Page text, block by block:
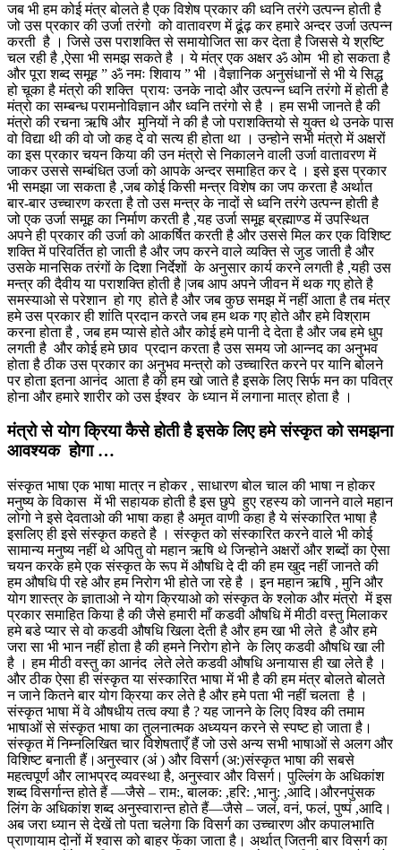
जब भी हम कोई मंत्र बोलते है एक विशेष प्रकार की ध्वनि तरंगे उत्पन्न होती है
जो उस प्रकार की उर्जा तरंगो को वातावरण में ढूंढ़ कर हमारे अन्दर उर्जा उत्पन्न
करती है । जिसे उस पराशक्ति से समायोजित सा कर देता है जिससे ये श्रष्टि
चल रही है ,ऐसा भी समझ सकते है । ये मंत्र एक अक्षर ॐ ओम भी हो सकता है
और पूरा शब्द समूह ” ॐ नमः शिवाय ” भी ।वैज्ञानिक अनुसंधानों से भी ये सिद्ध
हो चूका है मंत्रो की शक्ति प्रायः उनके नादो और उत्पन्न ध्वनि तरंगो में होती है
मंत्रो का सम्बन्ध परामनोविज्ञान और ध्वनि तरंगो से है । हम सभी जानते है की
मंत्रो की रचना ऋषि और मुनियों ने की है जो पराशक्तियो से युक्त थे उनके पास
वो विद्या थी की वो जो कह दे वो सत्य ही होता था । उन्होने सभी मंत्रो में अक्षरों
का इस प्रकार चयन किया की उन मंत्रो से निकालने वाली उर्जा वातावरण में
जाकर उससे सम्बंधित उर्जा को आपके अन्दर समाहित कर दे । इसे इस प्रकार
भी समझा जा सकता है ,जब कोई किसी मन्त्र विशेष का जप करता है अर्थात
बार-बार उच्चारण करता है तो उस मन्त्र के नादों से ध्वनि तरंगे उत्पन्न होती है
जो एक उर्जा समूह का निर्माण करती है ,यह उर्जा समूह ब्रह्माण्ड में उपस्थित
अपने ही प्रकार की उर्जा को आकर्षित करती है और उससे मिल कर एक विशिष्ट
शक्ति में परिवर्तित हो जाती है और जप करने वाले व्यक्ति से जुड जाती है और
उसके मानसिक तरंगों के दिशा निर्देशों के अनुसार कार्य करने लगती है ,यही उस
मन्त्र की दैवीय या पराशक्ति होती है |जब आप अपने जीवन में थक गए होते है
समस्याओ से परेशान हो गए होते है और जब कुछ समझ में नहीं आता है तब मंत्र
हमे उस प्रकार ही शांति प्रदान करते जब हम थक गए होते और हमे विश्राम
करना होता है , जब हम प्यासे होते और कोई हमे पानी दे देता है और जब हमे धुप
लगती है और कोई हमे छाव प्रदान करता है उस समय जो आन्नद का अनुभव
होता है ठीक उस प्रकार का अनुभव मन्त्रो को उच्चारित करने पर यानि बोलने
पर होता इतना आनंद आता है की हम खो जाते है इसके लिए सिर्फ मन का पवित्र
होना और हमारे शारीर को उस ईश्वर के ध्यान में लगाना मात्र होता है ।
मंत्रो से योग क्रिया कैसे होती है इसके लिए हमे संस्कृत को समझना
आवश्यक होगा …
संस्कृत भाषा एक भाषा मात्र न होकर , साधारण बोल चाल की भाषा न होकर
मनुष्य के विकास में भी सहायक होती है इस छुपे हुए रहस्य को जानने वाले महान
लोगो ने इसे देवताओ की भाषा कहा है अमृत वाणी कहा है ये संस्कारित भाषा है
इसलिए ही इसे संस्कृत कहते है । संस्कृत को संस्कारित करने वाले भी कोई
सामान्य मनुष्य नहीं थे अपितु वो महान ऋषि थे जिन्होने अक्षरों और शब्दों का ऐसा
चयन करके हमे एक संस्कृत के रूप में औषधि दे दी की हम खुद नहीं जानते की
हम औषधि पी रहे और हम निरोग भी होते जा रहे है । इन महान ऋषि , मुनि और
योग शास्त्र के ज्ञाताओ ने योग क्रियाओ को संस्कृत के श्लोक और मंत्रो में इस
प्रकार समाहित किया है की जैसे हमारी माँ कडवी औषधि में मीठी वस्तु मिलाकर
हमे बडे प्यार से वो कडवी औषधि खिला देती है और हम खा भी लेते है और हमे
जरा सा भी भान नहीं होता है की हमने निरोग होने के लिए कडवी औषधि खा ली
है । हम मीठी वस्तु का आनंद लेते लेते कडवी औषधि अनायास ही खा लेते है ।
और ठीक ऐसा ही संस्कृत या संस्कारित भाषा में भी है की हम मंत्र बोलते बोलते
न जाने कितने बार योग क्रिया कर लेते है और हमे पता भी नहीं चलता है ।
संस्कृत भाषा में वे औषधीय तत्व क्या है ? यह जानने के लिए विश्व की तमाम
भाषाओं से संस्कृत भाषा का तुलनात्मक अध्ययन करने से स्पष्ट हो जाता है।
संस्कृत में निम्नलिखित चार विशेषताएँ हैं जो उसे अन्य सभी भाषाओं से अलग और
विशिष्ट बनाती हैं।अनुस्वार (अं ) और विसर्ग (अ:)संस्कृत भाषा की सबसे
महत्वपूर्ण और लाभप्रद व्यवस्था है, अनुस्वार और विसर्ग। पुल्लिंग के अधिकांश
शब्द विसर्गान्त होते हैं —जैसे – राम:, बालक: ,हरि: ,भानु: ,आदि।औरनपुंसक
लिंग के अधिकांश शब्द अनुस्वारान्त होते हैं—जैसे – जलं, वनं, फलं, पुष्पं ,आदि।
अब जरा ध्यान से देखें तो पता चलेगा कि विसर्ग का उच्चारण और कपालभाति
प्राणायाम दोनों में श्वास को बाहर फेंका जाता है। अर्थात् जितनी बार विसर्ग का